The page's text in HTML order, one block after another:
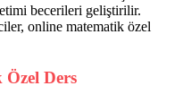
becerileri geliştirilir.
online matematik özel
Ders